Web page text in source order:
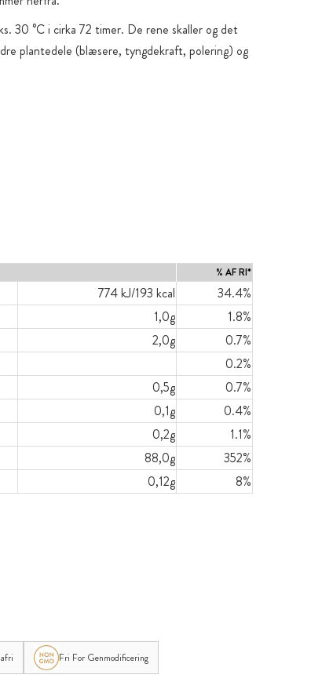
30 °C i cirka 72 timer. De rene skaller og det
plantedele (blæsere, tyngdekraft, polering) og
% AF RI*
774 kJ/193 kcal
34.4%
1,0g
1.8%
2,0g
0.7%
0.2%
0,5g
0.7%
0,1g
0.4%
0,2g
1.1%
88,0g
352%
0,12g 8%
Fri For Genmodificering